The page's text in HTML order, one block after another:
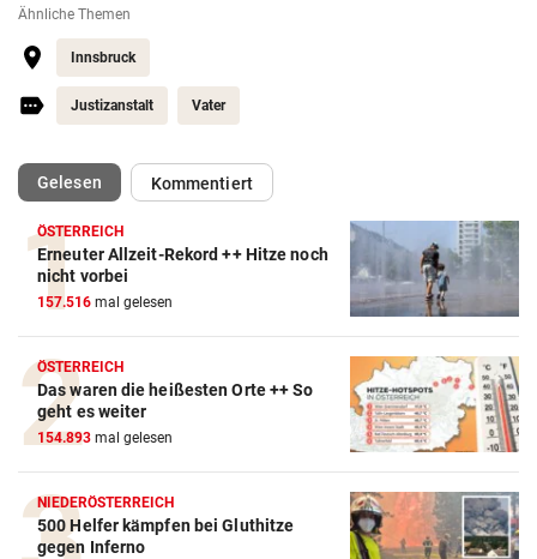
Ähnliche Themen
Innsbruck
Justizanstalt Vater
Gelesen(ausgewählt)Kommentiert
ÖSTERREICH
Erneuter Allzeit-Rekord ++ Hitze noch
nicht vorbei
157.516 mal gelesen
ÖSTERREICH
Das waren die heißesten Orte ++ So
geht es weiter
154.893 mal gelesen
NIEDERÖSTERREICH
500 Helfer kämpfen bei Gluthitze
gegen Inferno